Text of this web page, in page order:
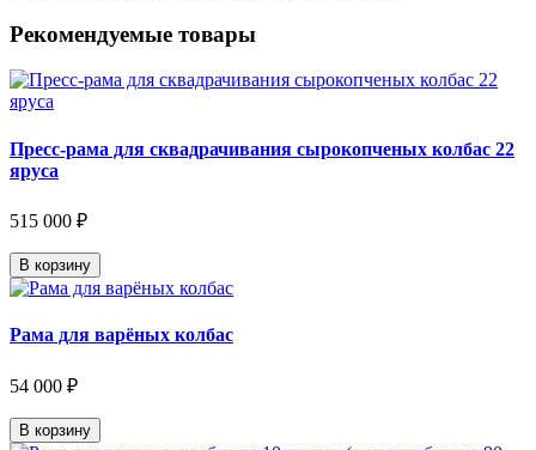
Рекомендуемые товары
Пресс-рама для сквадрачивания сырокопченых колбас 22
яруса
515 000 ₽
В корзину
Рама для варёных колбас
54 000 ₽
В корзину